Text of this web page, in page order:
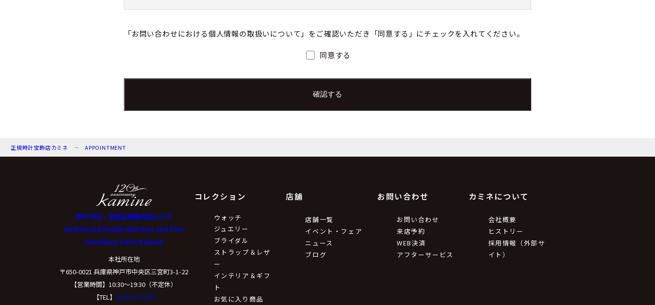
（２）個人情報保護管理者（若しくはその代理人）の氏名又は職名、所属及び連絡先
個人情報保護管理者：上根 彩
弊社からのお知らせ等の情報をお送りするため。
（４）個人情報の第三者提供について
取得した個人情報は法令等による場合を除いて第三者に提供することはありません。
（５）個人情報の取扱いの委託について
「お問い合わせにおける個人情報の取扱いについて」をご確認いただき「同意する」にチェックを入れてください。
同意する
正規時計宝飾店カミネ APPOINTMENT
コレクション
ウォッチ
ジュエリー
ブライダル
ストラップ＆レザ
ー
インテリア＆ギフ
ト
お気に入り商品
店舗
店舗一覧
イベント・フェア
ニュース
ブログ
お問い合わせ
お問い合わせ
来店予約
WEB決済
アフターサービス
カミネについて
会社概要
ヒストリー
採用情報（外部サ
イト）
神戸 時計・宝飾正規販売店カミネ
Authorized Dealer Watches and Fine
Jewellery, Kobe Kamine
本社所在地
〒650-0021 兵庫県神戸市中央区三宮町3-1-22
【営業時間】10:30〜19:30（不定休）
【TEL】 0120-02-7039